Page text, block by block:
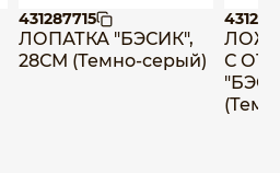
431287715
ЛОПАТКА "БЭСИК",
28СМ (Темно-серый)
С